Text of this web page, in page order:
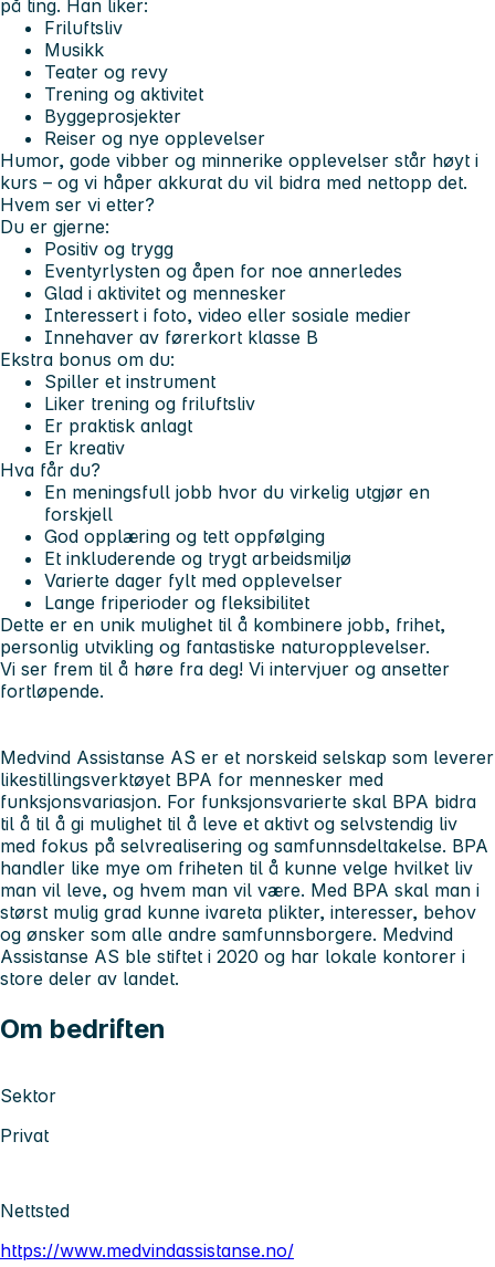
på ting. Han liker:
Friluftsliv
Musikk
Teater og revy
Trening og aktivitet
Byggeprosjekter
Reiser og nye opplevelser
Humor, gode vibber og minnerike opplevelser står høyt i
kurs – og vi håper akkurat du vil bidra med nettopp det.
Hvem ser vi etter?
Du er gjerne:
Positiv og trygg
Eventyrlysten og åpen for noe annerledes
Glad i aktivitet og mennesker
Interessert i foto, video eller sosiale medier
Innehaver av førerkort klasse B
Ekstra bonus om du:
Spiller et instrument
Liker trening og friluftsliv
Er praktisk anlagt
Er kreativ
Hva får du?
En meningsfull jobb hvor du virkelig utgjør en
forskjell
God opplæring og tett oppfølging
Et inkluderende og trygt arbeidsmiljø
Varierte dager fylt med opplevelser
Lange friperioder og fleksibilitet
Dette er en unik mulighet til å kombinere jobb, frihet,
personlig utvikling og fantastiske naturopplevelser.
Vi ser frem til å høre fra deg! Vi intervjuer og ansetter
fortløpende.
Medvind Assistanse AS er et norskeid selskap som leverer
likestillingsverktøyet BPA for mennesker med
funksjonsvariasjon. For funksjonsvarierte skal BPA bidra
til å til å gi mulighet til å leve et aktivt og selvstendig liv
med fokus på selvrealisering og samfunnsdeltakelse. BPA
handler like mye om friheten til å kunne velge hvilket liv
man vil leve, og hvem man vil være. Med BPA skal man i
størst mulig grad kunne ivareta plikter, interesser, behov
og ønsker som alle andre samfunnsborgere. Medvind
Assistanse AS ble stiftet i 2020 og har lokale kontorer i
store deler av landet.
Om bedriften
Sektor
Privat
Nettsted
https://www.medvindassistanse.no/